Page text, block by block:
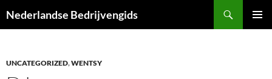
naar
Nederlandse Bedrijvengids
UNCATEGORIZED,WENTSY